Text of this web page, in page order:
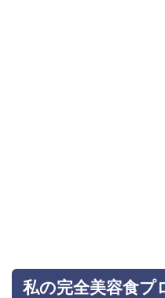
私の完全美容食プ